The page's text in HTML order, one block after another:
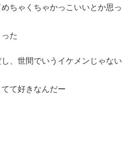
ちゃくちゃかっこいいとか思っ
た
、世間でいうイケメンじゃない
て好きなんだー